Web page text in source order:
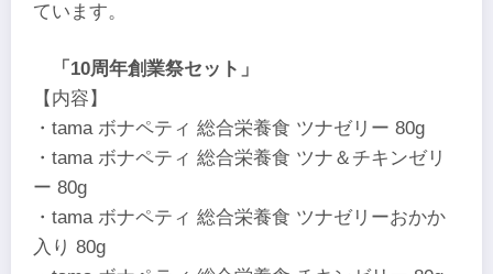
ています。
「10周年創業祭セット」
【内容】
・tama ボナペティ 総合栄養食 ツナゼリー 80g
・tama ボナペティ 総合栄養食 ツナ＆チキンゼリ
ー 80g
・tama ボナペティ 総合栄養食 ツナゼリーおかか
入り 80g